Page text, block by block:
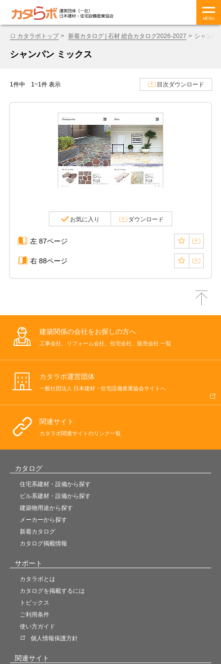
MENU
カタラボトップ 新着カタログ | 石材 総合カタログ2026-2027 シャンパ
シャンパン ミックス
1件中 1~1件 表示 目次ダウンロード
お気に入り ダウンロード
左 87ページ
右 88ページ
建築関係の会社をお探しの方へ
工事会社、リフォーム会社、住宅会社、販売会社 一覧
カタラボ運営団体
一般社団法人 日本建材・住宅設備産業協会サイトへ
関連サイト
カタラボ関連サイトのリンク一覧
カタログ
住宅系建材・設備から探す
ビル系建材・設備から探す
建築物用途から探す
メーカーから探す
新着カタログ
カタログ掲載情報
サポート
カタラボとは
カタログを掲載するには
トピックス
ご利用条件
使い方ガイド
個人情報保護方針
関連サイト